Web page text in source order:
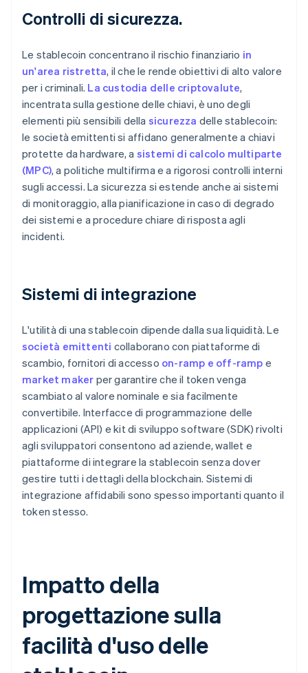
Controlli di sicurezza.
Le stablecoin concentrano il rischio finanziario in
un'area ristretta, il che le rende obiettivi di alto valore
per i criminali. La custodia delle criptovalute,
incentrata sulla gestione delle chiavi, è uno degli
elementi più sensibili della sicurezza delle stablecoin:
le società emittenti si affidano generalmente a chiavi
protette da hardware, a sistemi di calcolo multiparte
(MPC), a politiche multifirma e a rigorosi controlli interni
sugli accessi. La sicurezza si estende anche ai sistemi
di monitoraggio, alla pianificazione in caso di degrado
dei sistemi e a procedure chiare di risposta agli
incidenti.
Sistemi di integrazione
L'utilità di una stablecoin dipende dalla sua liquidità. Le
società emittenti collaborano con piattaforme di
scambio, fornitori di accesso on-ramp e off-ramp e
market maker per garantire che il token venga
scambiato al valore nominale e sia facilmente
convertibile. Interfacce di programmazione delle
applicazioni (API) e kit di sviluppo software (SDK) rivolti
agli sviluppatori consentono ad aziende, wallet e
piattaforme di integrare la stablecoin senza dover
gestire tutti i dettagli della blockchain. Sistemi di
integrazione affidabili sono spesso importanti quanto il
token stesso.
Impatto della
progettazione sulla
facilità d'uso delle